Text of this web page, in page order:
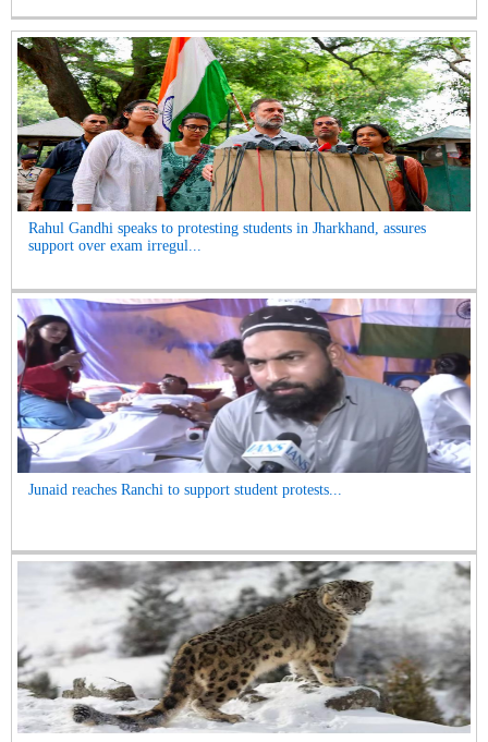
Rahul Gandhi speaks to protesting students in Jharkhand, assures
support over exam irregul...
Junaid reaches Ranchi to support student protests...